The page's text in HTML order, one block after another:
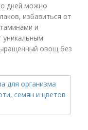
дней можно
избавиться от
и
уникальным
овощ без